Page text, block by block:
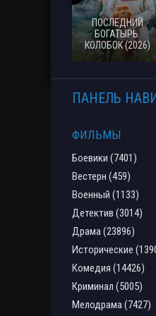
ПОСЛЕДНИЙ
БОГАТЫРЬ.
КОЛОБОК (2026)
ПАНЕЛЬ
ФИЛЬМЫ
Боевики (7401)
Вестерн (459)
Военный (1133)
Детектив (3014)
Драма (23896)
Исторические
Комедия (14426)
Криминал (5005)
Мелодрама (7427)